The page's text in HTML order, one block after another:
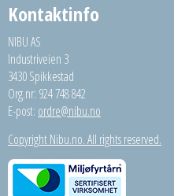
Kontaktinfo
NIBU AS
Industriveien 3
3430 Spikkestad
Org.nr: 924 748 842
E-post: ordre@nibu.no
Copyright Nibu.no. All rights reserved.